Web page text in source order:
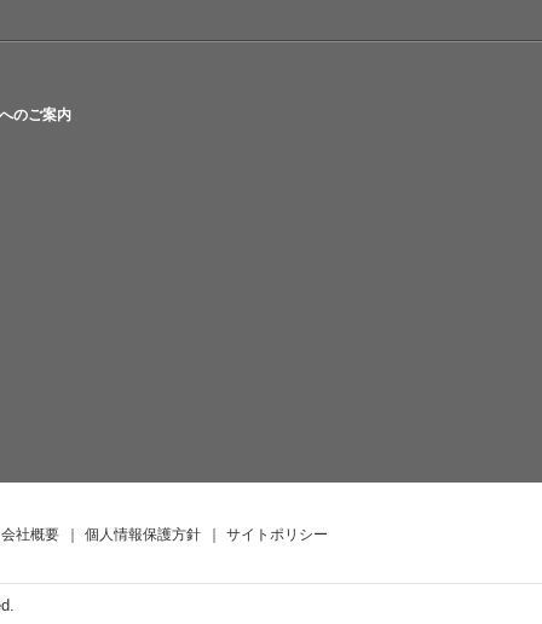
のご案内
会社概要 個人情報保護方針 サイトポリシー